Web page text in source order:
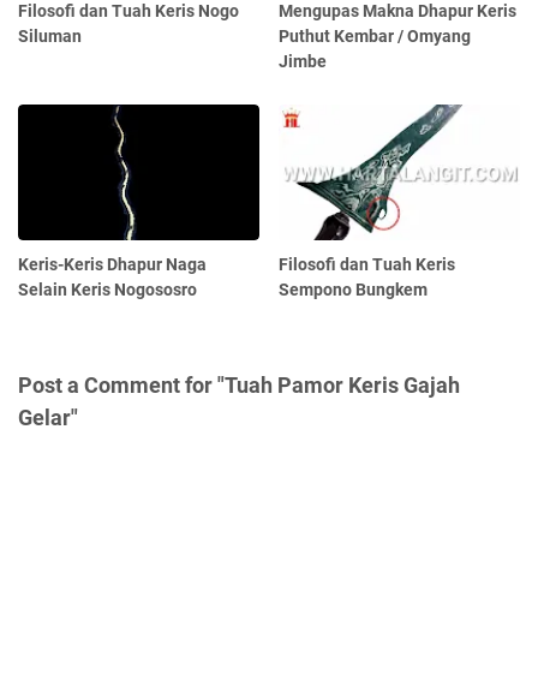
Filosofi dan Tuah Keris Nogo
Siluman
Mengupas Makna Dhapur Keris
Puthut Kembar / Omyang
Jimbe
Keris-Keris Dhapur Naga
Selain Keris Nogososro
Filosofi dan Tuah Keris
Sempono Bungkem
Post a Comment for "Tuah Pamor Keris Gajah
Gelar"